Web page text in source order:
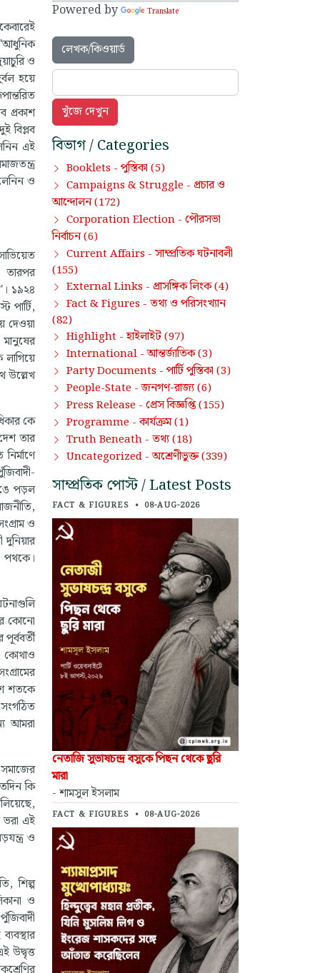
ও
হয়ে
প্রকাশ
বিপ্লব
এই
ও
তারপর
১৯২৪
পার্টি,
দেওয়া
উল্লেখ
কে
তার
পড়ল
ও
পথকে।
কোনো
কোথাও
শতকে
সংগঠিত
আমরা
কি
এই
ও
শিল্প
ও
উদ্বৃত্ত
Powered by Translate
লেখক/কিওয়ার্ড
বিভাগ / Categories
Booklets - পুস্তিকা (5)
Campaigns & Struggle - প্রচার ও
আন্দোলন(172)
Corporation Election - পৌরসভা
নির্বাচন(6)
Current Affairs - সাম্প্রতিক ঘটনাবলী
(155)
External Links - প্রাসঙ্গিক লিংক(4)
Fact & Figures - তথ্য ও পরিসংখ্যান
(82)
Highlight -হাইলাইট(97)
International -আন্তর্জাতিক(3)
Party Documents - পার্টি পুস্তিকা (3)
People-State -জনগণ-রাজ্য(6)
Press Release - প্রেস বিজ্ঞপ্তি(155)
Programme -কার্যক্রম(1)
Truth Beneath - তথ্য(18)
Uncategorized -অশ্রেণীভুক্ত(339)
সাম্প্রতিক পোস্ট / Latest Posts
FACT & FIGURES • 08-AUG-2026
নেতাজি সুভাষচন্দ্র বসুকে পিছন থেকে ছুরি
মারা
- শামসুল ইসলাম
FACT & FIGURES • 08-AUG-2026